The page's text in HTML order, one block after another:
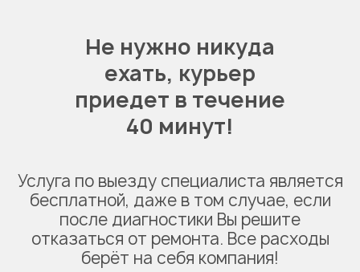
Не нужно никуда
ехать, курьер
приедет в течение
40 минут!
Услуга по выезду специалиста является
бесплатной, даже в том случае, если
после диагностики Вы решите
отказаться от ремонта. Все расходы
берёт на себя компания!